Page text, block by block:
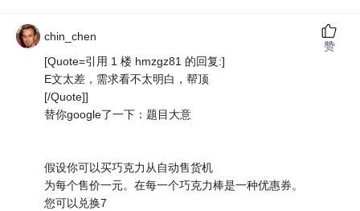
chin_chen
[Quote=引用 1 楼 hmzgz81 的回复:]
E文太差，需求看不太明白，帮顶
[/Quote]]
替你google了一下：题目大意
假设你可以买巧克力从自动售货机
为每个售价一元。在每一个巧克力棒是一种优惠券。
您可以兑换7
赞